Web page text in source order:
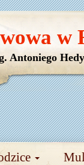
w
Antoniego